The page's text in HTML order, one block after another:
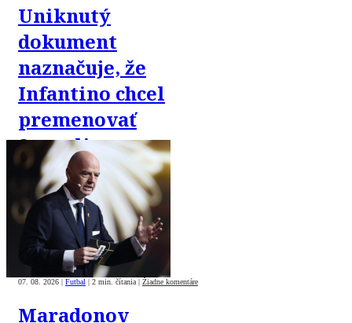
Uniknutý
dokument
naznačuje, že
Infantino chcel
premenovať
Superligu na
„FIFA Super
League“
07. 08. 2026 | Futbal | 2 min. čítania | Žiadne komentáre
Maradonov